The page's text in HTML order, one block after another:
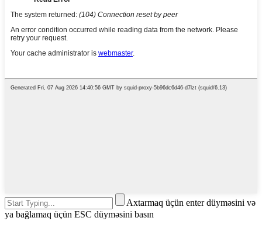
Axtarmaq üçün enter düyməsini və
ya bağlamaq üçün ESC düyməsini basın